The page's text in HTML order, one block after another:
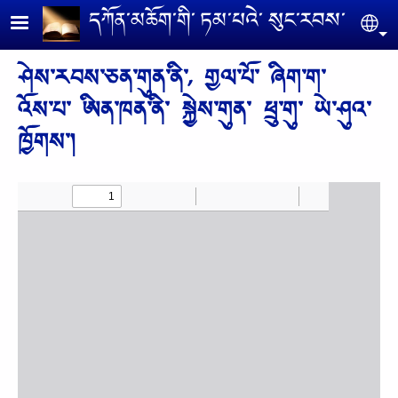
Skip to main contentདཀོན༌མཆོག༌གི༌ ཏམ༌པའེ༌ སུང༌རབས༌
ཤེས༌རབས༌ཅན༌གུན༌ནི༌, གྱལ༌པོ༌ ཞིག༌ག༌
འོས༌པ༌ ཨིན༌ཁན༌ནི༌ སྐྱེས༌གུན༌ ཕྲུ༌གུ༌ ཡེ༌ཤུའ༌
ཁྱོགས༌།